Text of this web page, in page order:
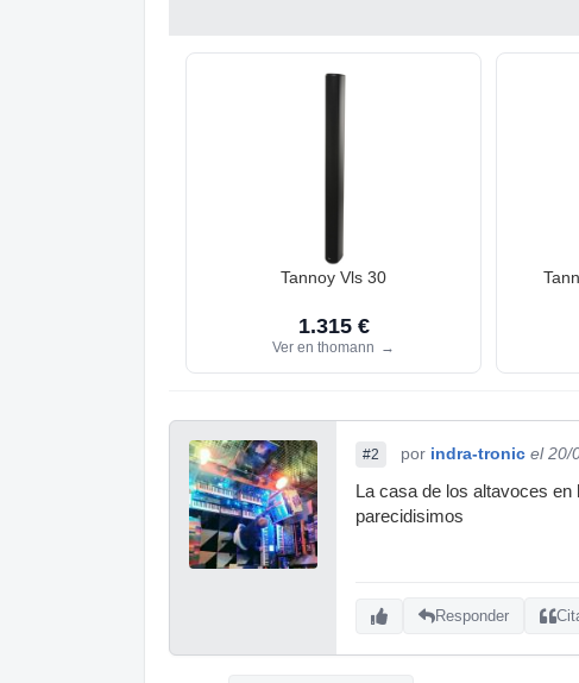
Tannoy Vls 30
1.315 €
Ver en thomann →
#2 por indra-tronic el 20/
La casa de los altavoces
parecidisimos
Responder